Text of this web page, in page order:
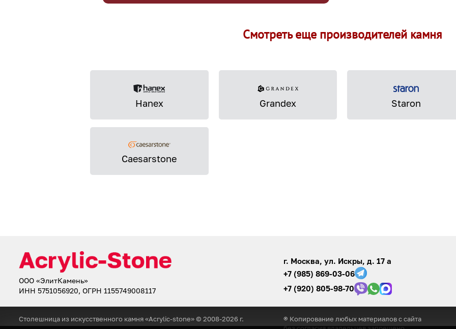
Смотреть еще производителей камня
Hanex Grandex Staron
Caesarstone
ООО «ЭлитКамень»
ИНН 5751056920, ОГРН 1155749008117
г. Москва, ул. Искры, д. 17 а
+7 (985) 869-03-06
+7 (920) 805-98-70
Столешница из искусственного камня «Acrylic-stone» © 2008-2026 г.
® Копирование любых материалов с сайта